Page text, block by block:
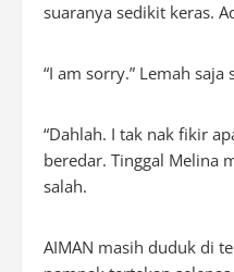
suaranya sedikit keras.
“I am sorry.” Lemah saja
“Dahlah. I tak nak ﬁkir
beredar. Tinggal Melina
salah.
AIMAN masih duduk di